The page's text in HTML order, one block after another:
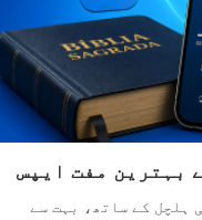
بہترین مفت ایپس
ہلچل کے ساتھ، بہت سے